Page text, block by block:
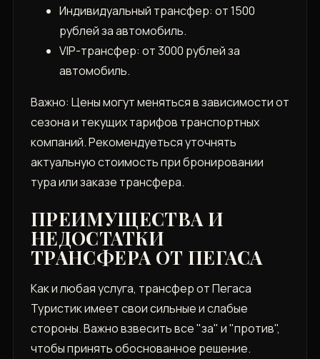
Индивидуальный трансфер: от 1500
рублей за автомобиль.
VIP-трансфер: от 3000 рублей за
автомобиль.
Важно: Цены могут меняться в зависимости от
сезона и текущих тарифов транспортных
компаний. Рекомендуеться уточнять
актуальную стоимость при бронировании
тура или заказе трансфера.
ПРЕИМУЩЕСТВА И
НЕДОСТАТКИ
ТРАНСФЕРА ОТ ПЕГАСА
Как и любая услуга, трансфер от Пегаса
Туристик имеет свои сильные и слабые
стороны. Важно взвесить все "за" и "против",
чтобы принять обоснованное решение.